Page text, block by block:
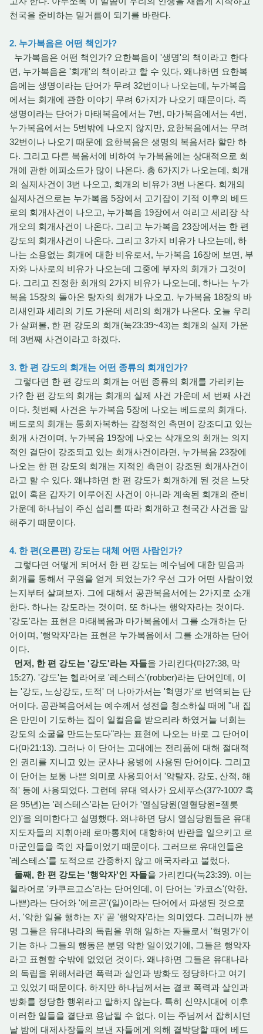
천국을 준비하는 밑거름이 되기를 바란다.
2. 누가복음은 어떤 책인가?
누가복음은 어떤 책인가? 요한복음이 '생명'의 책이라고 한다
면, 누가복음은 '회개'의 책이라고 할 수 있다. 왜냐하면 요한복
음에는 생명이라는 단어가 무려 32번이나 나오는데, 누가복음
에서는 회개에 관한 이야기 무려 6가지가 나오기 때문이다. 즉
생명이라는 단어가 마태복음에서는 7번, 마가복음에서는 4번,
누가복음에서는 5번밖에 나오지 않지만, 요한복음에서는 무려
32번이나 나오기 때문에 요한복음은 생명의 복음서라 할만 하
다. 그리고 다른 복음서에 비하여 누가복음에는 상대적으로 회
개에 관한 에피소드가 많이 나온다. 총 6가지가 나오는데, 회개
의 실제사건이 3번 나오고, 회개의 비유가 3번 나온다. 회개의
실제사건으로는 누가복음 5장에서 고기잡이 기적 이후의 베드
로의 회개사건이 나오고, 누가복음 19장에서 여리고 세리장 삭
개오의 회개사건이 나온다. 그리고 누가복음 23장에서는 한 편
강도의 회개사건이 나온다. 그리고 3가지 비유가 나오는데, 하
나는 소용없는 회개에 대한 비유로서, 누가복음 16장에 보면, 부
자와 나사로의 비유가 나오는데 그중에 부자의 회개가 그것이
다. 그리고 진정한 회개의 2가지 비유가 나오는데, 하나는 누가
복음 15장의 돌아온 탕자의 회개가 나오고, 누가복음 18장의 바
리새인과 세리의 기도 가운데 세리의 회개가 나온다. 오늘 우리
가 살펴볼, 한 편 강도의 회개(눅23:39~43)는 회개의 실제 가운
데 3번째 사건이라고 하겠다.
3. 한 편 강도의 회개는 어떤 종류의 회개인가?
그렇다면 한 편 강도의 회개는 어떤 종류의 회개를 가리키는
가? 한 편 강도의 회개는 회개의 실제 사건 가운데 세 번째 사건
이다. 첫번째 사건은 누가복음 5장에 나오는 베드로의 회개다.
베드로의 회개는 통회자복하는 감정적인 측면이 강조디고 있는
회개 사건이며, 누가복음 19장에 나오는 삭개오의 회개는 의지
적인 결단이 강조되고 있는 회개사건이라면, 누가복음 23장에
나오는 한 편 강도의 회개는 지적인 측면이 강조된 회개사건이
라고 할 수 있다. 왜냐하면 한 편 강도가 회개하게 된 것은 느닷
없이 혹은 갑자기 이루어진 사건이 아니라 계속된 회개의 준비
가운데 하나님이 주신 섭리를 따라 회개하고 천국간 사건을 말
해주기 때문이다.
4. 한 편(오른편) 강도는 대체 어떤 사람인가?
그렇다면 어떻게 되어서 한 편 강도는 예수님에 대한 믿음과
회개를 통해서 구원을 얻게 되었는가? 우선 그가 어떤 사람이었
는지부터 살펴보자. 그에 대해서 공관복음서에는 2가지로 소개
한다. 하나는 강도라는 것이며, 또 하나는 행악자라는 것이다.
'강도'라는 표현은 마태복음과 마가복음에서 그를 소개하는 단
어이며, '행악자'라는 표현은 누가복음에서 그를 소개하는 단어
이다.
먼저, 한 편 강도는 '강도'라는 자들을 가리킨다(마27:38, 막
15:27). '강도'는 헬라어로 '레스테스'(robber)라는 단어인데, 이
는 '강도, 노상강도, 도적' 더 나아가서는 '혁명가'로 번역되는 단
어이다. 공관복음어세는 예수께서 성전을 청소하실 때에 "내 집
은 만민이 기도하는 집이 일컬음을 받으리라 하였거늘 너희는
강도의 소굴을 만드는도다"라는 표현에 나오는 바로 그 단어이
다(마21:13). 그러나 이 단어는 고대에는 전리품에 대해 절대적
인 권리를 지니고 있는 군사나 용병에 사용된 단어이다. 그리고
이 단어는 보통 나쁜 의미로 사용되어서 '약탈자, 강도, 산적, 해
적' 등에 사용되었다. 그런데 유대 역사가 요세푸스(37?-100? 혹
은 95년)는 '레스테스'라는 단어가 '열심당원(열혈당원=젤롯
인)'을 의미한다고 설명했다. 왜냐하면 당시 열심당원들은 유대
지도자들의 지휘아래 로마통치에 대항하여 반란을 일으키고 로
마군인들을 죽인 자들이었기 때문이다. 그러므로 유대인들은
'레스테스'를 도적으로 간중하지 않고 애국자라고 불렀다.
둘째, 한 편 강도는 '행악자'인 자들을 가리킨다(눅23:39). 이는
헬라어로 '카쿠르고스'라는 단어인데, 이 단어는 '카코스'(악한,
나쁜)라는 단어와 '에르곤'(일)이라는 단어에서 파생된 것으로
서, '악한 일을 행하는 자' 곧 '행악자'라는 의미였다. 그러니까 분
명 그들은 유대나라의 독립을 위해 일하는 자들로서 '혁명가'이
기는 하나 그들의 행동은 분명 악한 일이었기에, 그들은 행악자
라고 표현할 수밖에 없었던 것이다. 왜냐하면 그들은 유대나라
의 독립을 위해서라면 폭력과 살인과 방화도 정당하다고 여기
고 있었기 때문이다. 하지만 하나님께서는 결코 폭력과 살인과
방화를 정당한 행위라고 말하지 않는다. 특히 신약시대에 이후
이러한 일들을 결단코 용납될 수 없다. 이는 주님께서 잡히시던
날 밤에 대제사장들의 보낸 자들에게 의해 결박당할 때에 베드